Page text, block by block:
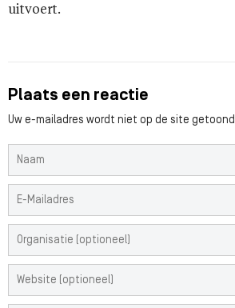
uitvoert.
Plaats een reactie
Uw e-mailadres wordt niet op de site getoond